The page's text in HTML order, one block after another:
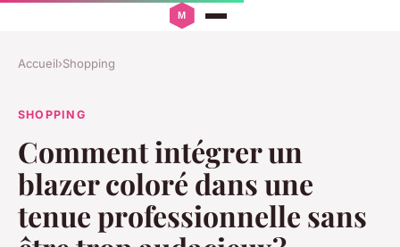
Accueil›Shopping
SHOPPING
Comment intégrer un
blazer coloré dans une
tenue professionnelle sans